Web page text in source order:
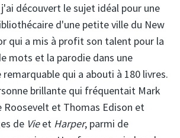
découvert le sujet idéal pour une
d'une petite ville du New
qui a mis à profit son talent pour la
mots et la parodie dans une
qui a abouti à 180 livres.
brillante qui fréquentait Mark
Roosevelt et Thomas Edison et
de Vieet Harper, parmi de